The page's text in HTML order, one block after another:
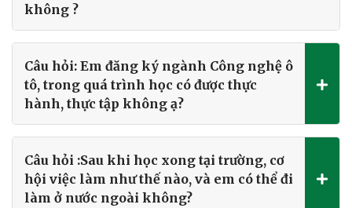
không ?
Câu hỏi: Em đăng ký ngành Công nghệ ô
tô, trong quá trình học có được thực
hành, thực tập không ạ?
Câu hỏi :Sau khi học xong tại trường, cơ
hội việc làm như thế nào, và em có thể đi
làm ở nước ngoài không?